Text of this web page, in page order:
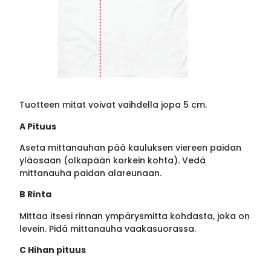
Tuotteen mitat voivat vaihdella jopa 5 cm.
A Pituus
Aseta mittanauhan pää kauluksen viereen paidan
yläosaan (olkapään korkein kohta). Vedä
mittanauha paidan alareunaan.
B Rinta
Mittaa itsesi rinnan ympärysmitta kohdasta, joka on
levein. Pidä mittanauha vaakasuorassa.
C Hihan pituus